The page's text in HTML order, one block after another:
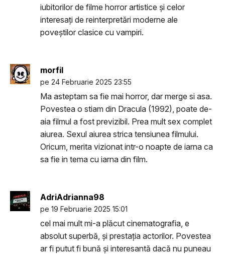
iubitorilor de filme horror artistice și celor
interesați de reinterpretări moderne ale
poveștilor clasice cu vampiri.
morfil
pe 24 Februarie 2025 23:55
Ma asteptam sa fie mai horror, dar merge si asa.
Povestea o stiam din Dracula (1992), poate de-
aia filmul a fost previzibil. Prea mult sex complet
aiurea. Sexul aiurea strica tensiunea filmului.
Oricum, merita vizionat intr-o noapte de iarna ca
sa fie in tema cu iarna din film.
AdriAdrianna98
pe 19 Februarie 2025 15:01
cel mai mult mi-a plăcut cinematografia, e
absolut superbă, și prestația actorilor. Povestea
ar fi putut fi bună și interesantă dacă nu puneau